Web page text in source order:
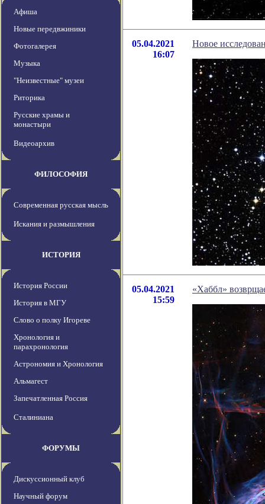
Афиша
Новые передвжиники
Фотогалерея
Музыка
"Неизвестные" музеи
Риторика
Русские храмы и
монастыри
Видеоархив
ФИЛОСОФИЯ
Современная русская мысль
Искания и размышления
ИСТОРИЯ
История России
История в МГУ
Слово о полку Игореве
Хронология и
парахронология
Астрономия и Хронология
Альмагест
Запечатленная Россия
Сталиниана
ФОРУМЫ
Дискуссионный клуб
Научный форум
05.04.2021
16:07
Новое
05.04.2021
15:59
«Хаббл»